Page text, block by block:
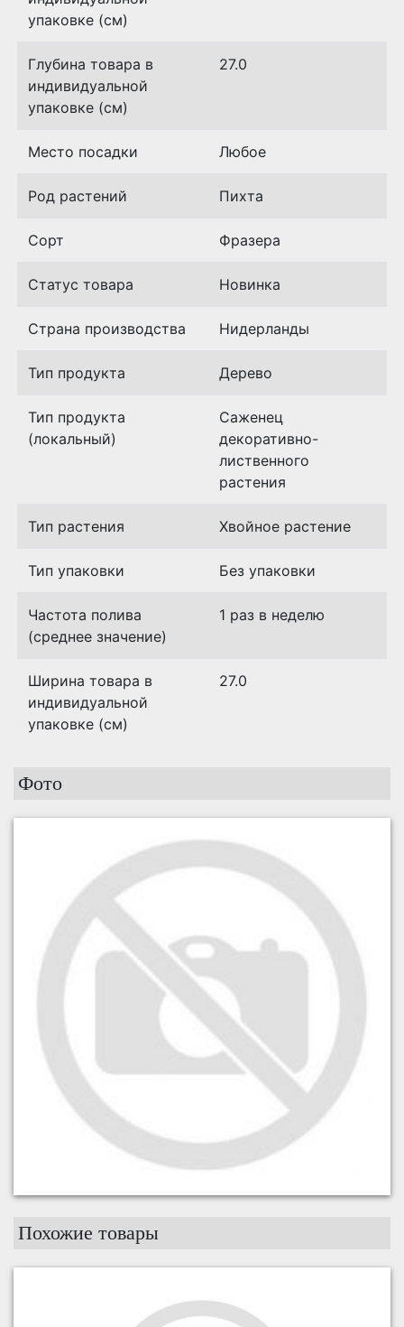
упаковке (см)
Глубина товара в
индивидуальной
упаковке (см)
27.0
Место посадки Любое
Род растений Пихта
Сорт Фразера
Статус товара Новинка
Страна производства Нидерланды
Тип продукта Дерево
Тип продукта
(локальный)
Саженец
декоративно-
лиственного
растения
Тип растения Хвойное растение
Тип упаковки Без упаковки
Частота полива
(среднее значение)
1 раз в неделю
Ширина товара в
индивидуальной
упаковке (см)
27.0
Фото
Похожие товары